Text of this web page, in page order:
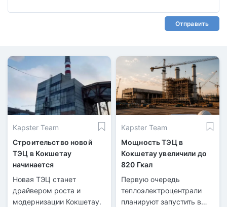
Отправить
Kapster Team
Строительство новой
ТЭЦ в Кокшетау
начинается
Новая ТЭЦ станет
драйвером роста и
модернизации Кокшетау.
Kapster Team
Мощность ТЭЦ в
Кокшетау увеличили до
820 Гкал
Первую очередь
теплоэлектроцентрали
планируют запустить в